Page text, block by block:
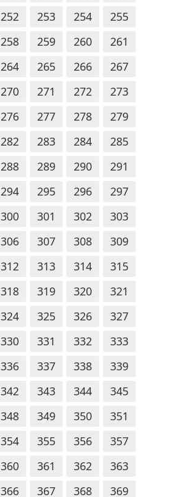
252 253 254
255
258 259 260
261
264 265 266
267
270 271 272
273
276 277 278
279
282 283 284
285
288 289 290
291
294 295 296
297
300 301 302
303
306 307 308
309
312 313 314
315
318 319 320
321
324 325 326
327
330 331 332
333
336 337 338
339
342 343 344
345
348 349 350
351
354 355 356
357
360 361 362
363
366 367 368 369